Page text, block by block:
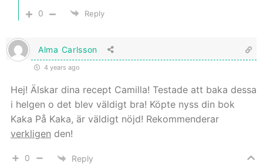
0 Reply
Alma Carlsson
4 years ago
Hej! Älskar dina recept Camilla! Testade att baka dessa
i helgen o det blev väldigt bra! Köpte nyss din bok
Kaka På Kaka, är väldigt nöjd! Rekommenderar
verkligen den!
0 Reply